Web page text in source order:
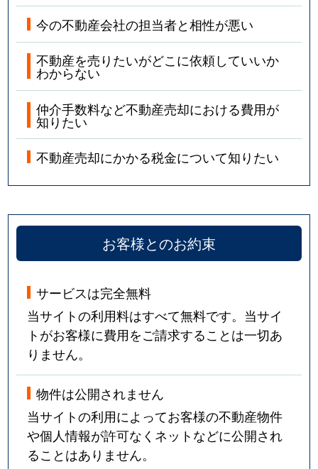
今の不動産会社の担当者と相性が悪い
不動産を売りたいがどこに依頼していいか
わからない
仲介手数料など不動産売却における費用が
知りたい
不動産売却にかかる税金について知りたい
お客様とのお約束
サービスは完全無料
当サイトの利用料はすべて無料です。当サイ
トがお客様に費用をご請求することは一切あ
りません。
物件は公開されません
当サイトの利用によってお客様の不動産物件
や個人情報が許可なくネットなどに公開され
ることはありません。